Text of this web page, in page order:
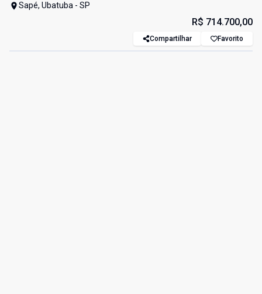
Sapé, Ubatuba - SP
R$ 714.700,00
Compartilhar Favorito